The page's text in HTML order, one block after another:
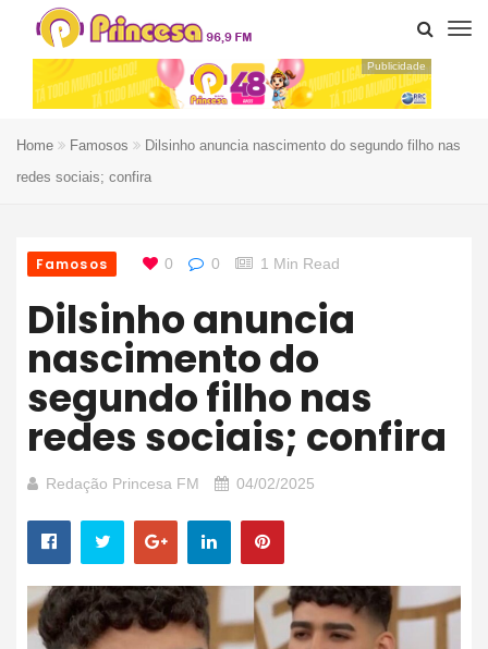
Publicidade
Home Famosos
Dilsinho anuncia nascimento do segundo filho nas
redes sociais; confira
Famosos 0 0 1 Min Read
Dilsinho anuncia
nascimento do
segundo filho nas
redes sociais; confira
Redação Princesa FM 04/02/2025